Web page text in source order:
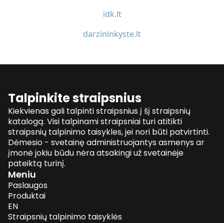
idk.lt
darzininkyste.lt
Talpinkite straipsnius
Kiekvienas gali talpinti straipsnius į šį straipsnių
katalogą. Visi talpinami straipsniai turi atitikti
straipsnių talpinimo taisykles, jei nori būti patvirtinti.
Dėmesio - svetainę administruojantys asmenys ar
įmonė jokiu būdu nėra atsakingi už svetainėje
pateiktą turinį.
Meniu
Paslaugos
Produktai
EN
Straipsnių talpinimo taisyklės